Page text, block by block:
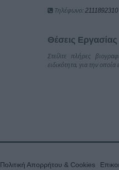
Τηλέφωνο: 2111892310
Θέσεις Εργασίας
Στείλτε πλήρες
ειδικότητα, για την
Πολιτική Απορρήτου & Cookies